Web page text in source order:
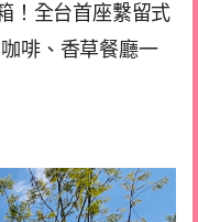
！全台首座繫留式
啡、香草餐廳一